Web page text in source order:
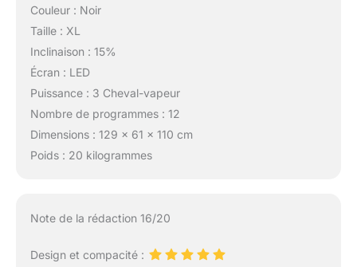
en caoutchouc.
【Partage familial】 : Ce
electrique répond aux
toutes les tailles. La
103*40 cm est idéale
Couleur : Noir
Taille : XL
Inclinaison : 15%
Écran : LED
Puissance : 3 Cheval-vapeur
Nombre de programmes : 12
Dimensions : 129 x 61 x 110 cm
Poids : 20 kilogrammes
Note de la rédaction 16/20
Design et compacité :